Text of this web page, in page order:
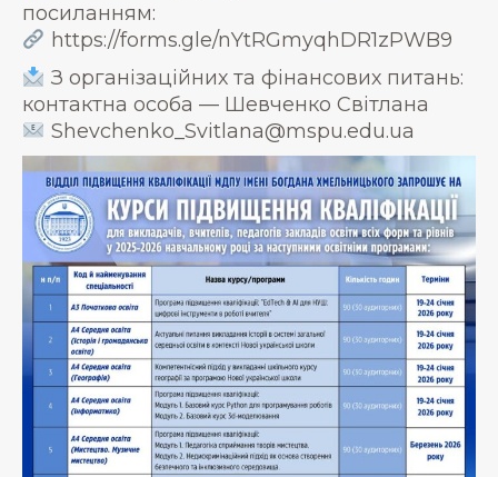
посиланням:
https://forms.gle/nYtRGmyqhDR1zPWB9
З організаційних та фінансових питань:
контактна особа — Шевченко Світлана
Shevchenko_Svitlana@mspu.edu.ua